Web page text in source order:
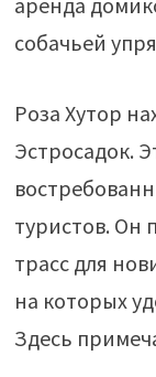
собачьей
Роза Хутор
Эстросадок.
туристов. Он
трасс для
на которых
Здесь